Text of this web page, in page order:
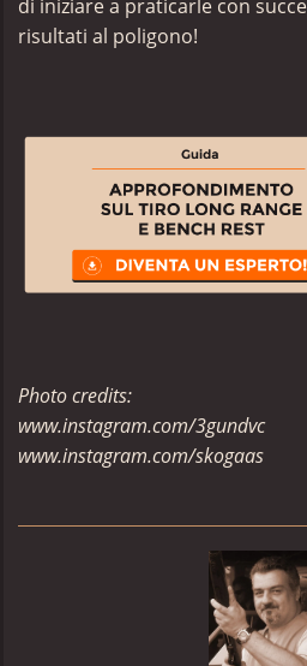
di iniziare a praticarle con
risultati al poligono!
Photo credits:
www.instagram.com/3gundvc
www.instagram.com/skogaas